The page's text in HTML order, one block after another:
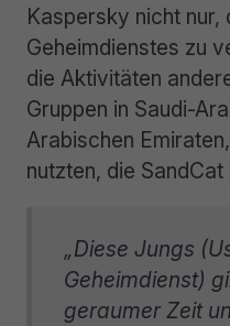
Kaspersky nicht
Geheimdienstes zu
die Aktivitäten
Gruppen in Saudi-
Arabischen
nutzten, die SandCat
„Diese Jungs
Geheimdienst)
geraumer Zeit